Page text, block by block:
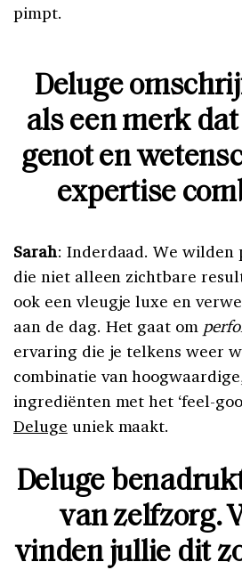
pimpt.
Deluge
als een merk
genot en
expertise
Sarah: Inderdaad. We wilden
die niet alleen zichtbare
ook een vleugje luxe en
aan de dag. Het gaat om
ervaring die je telkens weer
combinatie van
ingrediënten met het ‘feel-
Deluge uniek maakt.
Deluge
van zelfzorg.
vinden jullie dit